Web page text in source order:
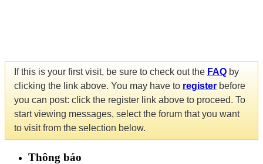
If this is your first visit, be sure to check out the FAQ by
clicking the link above. You may have to register before
you can post: click the register link above to proceed. To
start viewing messages, select the forum that you want
to visit from the selection below.
Thông báo